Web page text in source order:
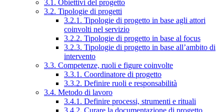
3.1. Obiettivi del progetto
3.2. Tipologie di progetti
3.2.1. Tipologie di progetto in base agli attori
coinvolti nel servizio
3.2.2. Tipologie di progetto in base al focus
3.2.3. Tipologie di progetto in base all’ambito di
intervento
3.3. Competenze, ruoli e figure coinvolte
3.3.1. Coordinatore di progetto
3.3.2. Definire ruoli e responsabilità
3.4. Metodo di lavoro
3.4.1. Definire processi, strumenti e rituali
3.4.2. Curare la documentazione di progetto